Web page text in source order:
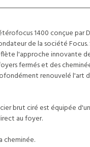
1400 conçue par
de la société Focus.
l'approche innovante
fermés et des
renouvelé l'art
brut ciré est équipée
au foyer.
cheminée.